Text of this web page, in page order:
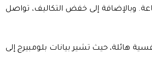
في الصين أرخص بنسبة 24% من المتوسط العالمي البالغ 38 دولارًا لكل ميجاواط/ساعة. وبالإضافة إلى خفض التكاليف، تواصل
خفض تكاليفها، مما منحها ميزة تنافسية هائلة، حيث تشير بيانات بلومبيرج إلى